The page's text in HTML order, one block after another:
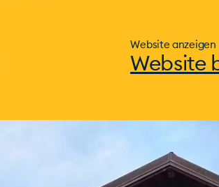
Website anzeigen
Website